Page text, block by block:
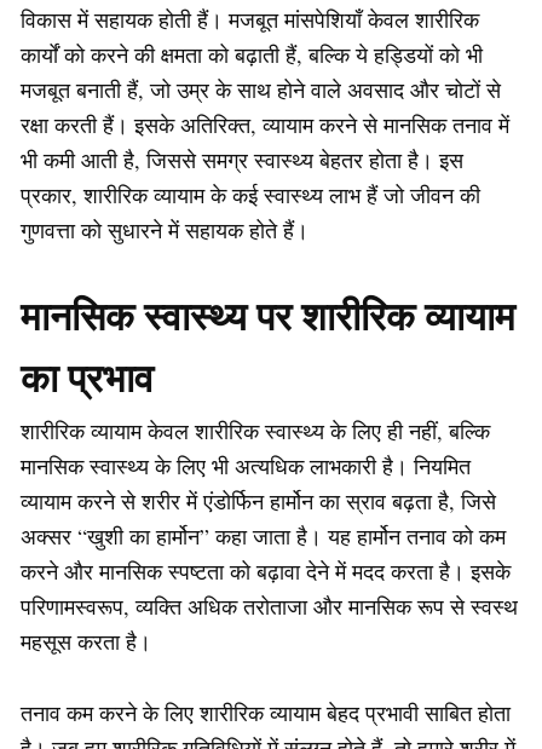
विकास में सहायक होती हैं। मजबूत मांसपेशियाँ केवल शारीरिक
कार्यों को करने की क्षमता को बढ़ाती हैं, बल्कि ये हड्डियों को भी
मजबूत बनाती हैं, जो उम्र के साथ होने वाले अवसाद और चोटों से
रक्षा करती हैं। इसके अतिरिक्त, व्यायाम करने से मानसिक तनाव में
भी कमी आती है, जिससे समग्र स्वास्थ्य बेहतर होता है। इस
प्रकार, शारीरिक व्यायाम के कई स्वास्थ्य लाभ हैं जो जीवन की
गुणवत्ता को सुधारने में सहायक होते हैं।
मानसिक स्वास्थ्य पर शारीरिक व्यायाम
का प्रभाव
शारीरिक व्यायाम केवल शारीरिक स्वास्थ्य के लिए ही नहीं, बल्कि
मानसिक स्वास्थ्य के लिए भी अत्यधिक लाभकारी है। नियमित
व्यायाम करने से शरीर में एंडोर्फिन हार्मोन का स्राव बढ़ता है, जिसे
अक्सर “खुशी का हार्मोन” कहा जाता है। यह हार्मोन तनाव को कम
करने और मानसिक स्पष्टता को बढ़ावा देने में मदद करता है। इसके
परिणामस्वरूप, व्यक्ति अधिक तरोताजा और मानसिक रूप से स्वस्थ
महसूस करता है।
तनाव कम करने के लिए शारीरिक व्यायाम बेहद प्रभावी साबित होता